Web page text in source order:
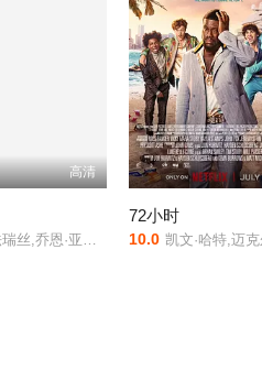
高清
斯,马龙·韦恩斯,戴夫·谢里登,莎诺·伊丽莎
72小时
10.0 凯文·哈特,迈克尔·曼多,安迪·加西亚,缇雅娜·泰勒,马尔切洛·埃尔南德斯,梅森·古丁,扎克·切利,凯文·杜恩,安娜·加西亚,本·马歇尔,迈克·艾普斯,斯